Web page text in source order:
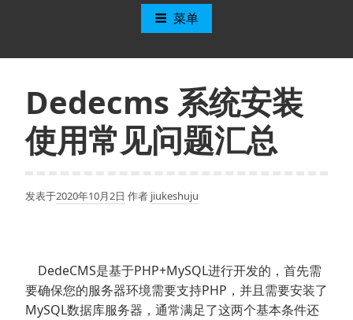
菜单
Dedecms 系统安装
使用常见问题汇总
发表于2020年10月2日 作者 jiukeshuju
DedeCMS是基于PHP+MySQL进行开发的，首先需
要确保您的服务器环境需要支持PHP，并且需要安装了
MySQL数据库服务器，通常满足了这两个基本条件还